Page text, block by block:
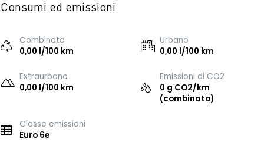
Consumi ed emissioni
Combinato
0,00 l/100 km
Urbano
0,00 l/100 km
Extraurbano
0,00 l/100 km
Emissioni di CO2
0 g CO2/km
(combinato)
Classe emissioni
Euro 6e